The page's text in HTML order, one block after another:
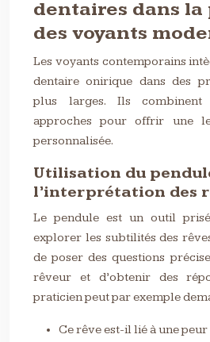
dentaires dans
des voyants
Les voyants contemporains
dentaire onirique dans des
plus larges. Ils combinent
approches pour offrir une
personnalisée.
Utilisation du
l’interprétation des
Le pendule est un outil
explorer les subtilités des
de poser des questions
rêveur et d’obtenir des
praticien peut par exemple
Ce rêve est-il lié à une